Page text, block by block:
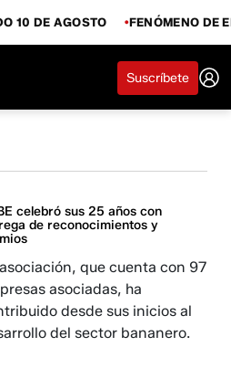
10 DE AGOSTO FENÓMENO DE
Suscríbete
celebró sus 25 años con
de reconocimientos y
que cuenta con 97
asociadas, ha
desde sus inicios al
del sector bananero.